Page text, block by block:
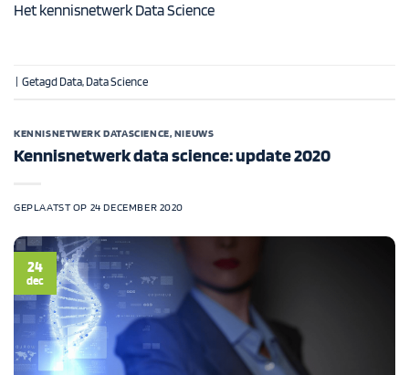
Het kennisnetwerk Data Science
| GetagdData,Data Science
KENNISNETWERK DATASCIENCE, NIEUWS
Kennisnetwerk data science: update 2020
GEPLAATST OP 24 DECEMBER 2020
24
dec